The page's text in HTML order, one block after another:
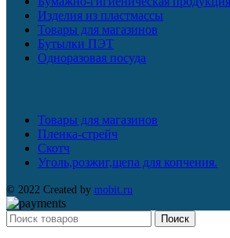
Изделия из пластмассы
Товары для магазинов
Бутылки ПЭТ
Одноразовая посуда
Товары для магазинов
Пленка-стрейч
Скотч
Уголь,розжиг,щепа для копчения.
© 2022 Created by mobit.ru
Поиск